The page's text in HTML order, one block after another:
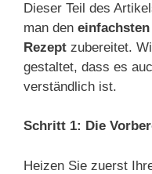
Dieser Teil des
man den
Rezept zubereitet.
gestaltet, dass es
verständlich ist.
Schritt 1: Die
Heizen Sie zuerst